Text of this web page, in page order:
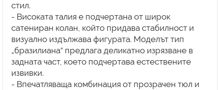
стил.
- Високата талия е подчертана от широк
сатениран колан, който придава стабилност и
визуално издължава фигурата. Моделът тип
„бразилиана“ предлага деликатно изрязване в
задната част, което подчертава естествените
извивки.
- Впечатляваща комбинация от прозрачен тюл и